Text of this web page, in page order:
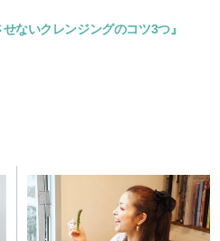
ないクレンジングのコツ3つ』